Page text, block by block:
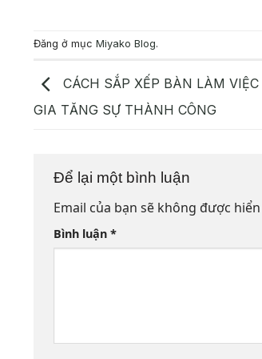
Đăng ở mục Miyako Blog.
CÁCH SẮP XẾP BÀN LÀM
GIA TĂNG SỰ THÀNH CÔNG
Để lại một bình luận
Email của bạn sẽ không được
Bình luận *